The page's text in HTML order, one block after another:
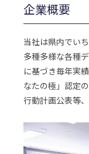
企業概要
当社は県内でい
多種多様な各種
に基づき毎年実
なたの極」認定
行動計画公表等